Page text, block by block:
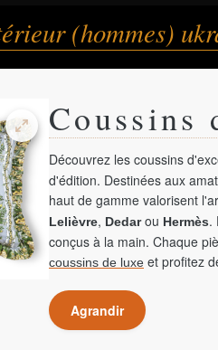
(hommes)
Coussins
Découvrez les coussins
d'édition. Destinées aux
haut de gamme valorisent
Lelièvre, Dedarou Hermès.
conçus à la main. Chaque
coussins de luxe et profitez
Agrandir